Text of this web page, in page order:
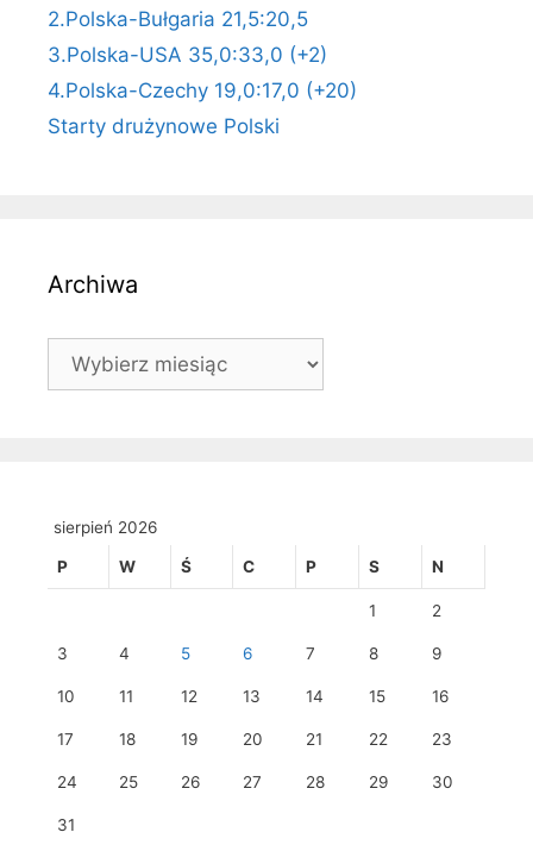
2.Polska-Bułgaria 21,5:20,5
3.Polska-USA 35,0:33,0 (+2)
4.Polska-Czechy 19,0:17,0 (+20)
Starty drużynowe Polski
Archiwa
Archiwa
sierpień 2026
P W Ś C P S N
1 2
3 4 5 6 7 8 9
10 11 12 13 14 15 16
17 18 19 20 21 22 23
24 25 26 27 28 29 30
31